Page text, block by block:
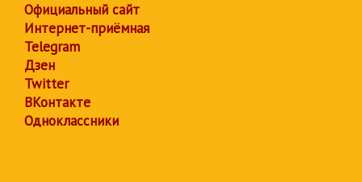
Официальный сайт
Интернет-приёмная
Telegram
Дзен
Twitter
ВКонтакте
Одноклассники